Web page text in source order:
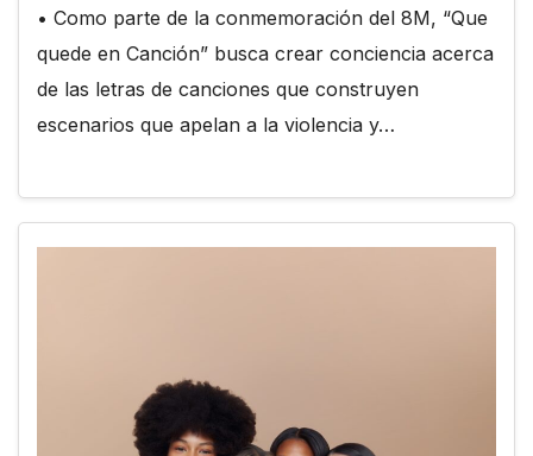
• Como parte de la conmemoración del 8M, “Que
quede en Canción” busca crear conciencia acerca
de las letras de canciones que construyen
escenarios que apelan a la violencia y…